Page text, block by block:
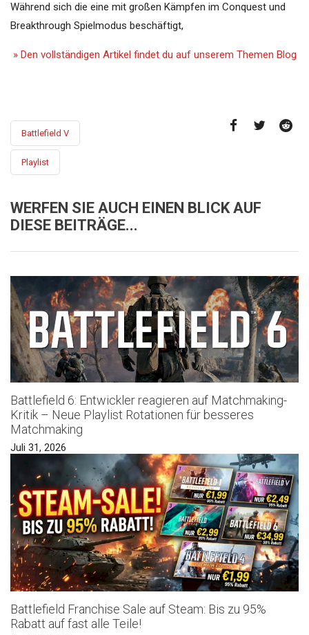
Während sich die eine mit großen Kämpfen im Conquest und
Breakthrough Spielmodus beschäftigt,
» Den vollständigen Artikel findet du auf unserem Themen Blog
Battlefield V
Playlist
WERFEN SIE AUCH EINEN BLICK AUF
DIESE BEITRÄGE...
Battlefield 6: Entwickler reagieren auf Matchmaking-
Kritik – Neue Playlist Rotationen für besseres
Matchmaking
Juli 31, 2026
Battlefield Franchise Sale auf Steam: Bis zu 95%
Rabatt auf fast alle Teile!